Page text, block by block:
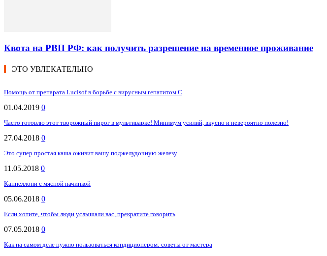
Квота на РВП РФ: как получить разрешение на временное проживание
ЭТО УВЛЕКАТЕЛЬНО
Помощь от препарата Lucisof в борьбе с вирусным гепатитом С
01.04.2019 0
Часто готовлю этот творожный пирог в мультиварке! Минимум усилий, вкусно и невероятно полезно!
27.04.2018 0
Это супер простая каша оживит вашу поджелудочную железу.
11.05.2018 0
Каннеллони с мясной начинкой
05.06.2018 0
Если хотите, чтобы люди услышали вас, прекратите говорить
07.05.2018 0
Как на самом деле нужно пользоваться кондиционером: советы от мастера